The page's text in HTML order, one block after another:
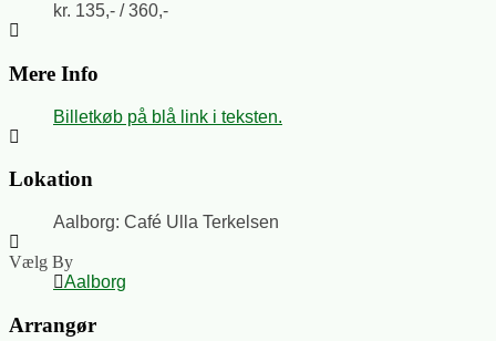
kr. 135,- / 360,-
Mere Info
Billetkøb på blå link i teksten.
Lokation
Aalborg: Café Ulla Terkelsen
Vælg By
Aalborg
Arrangør